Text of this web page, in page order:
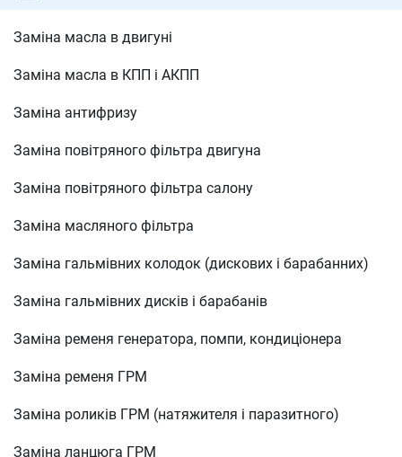
Заміна масла в двигуні
Заміна масла в КПП і АКПП
Заміна антифризу
Заміна повітряного фільтра двигуна
Заміна повітряного фільтра салону
Заміна масляного фільтра
Заміна гальмівних колодок (дискових і барабанних)
Заміна гальмівних дисків і барабанів
Заміна ременя генератора, помпи, кондиціонера
Заміна ременя ГРМ
Заміна роликів ГРМ (натяжителя і паразитного)
Заміна ланцюга ГРМ